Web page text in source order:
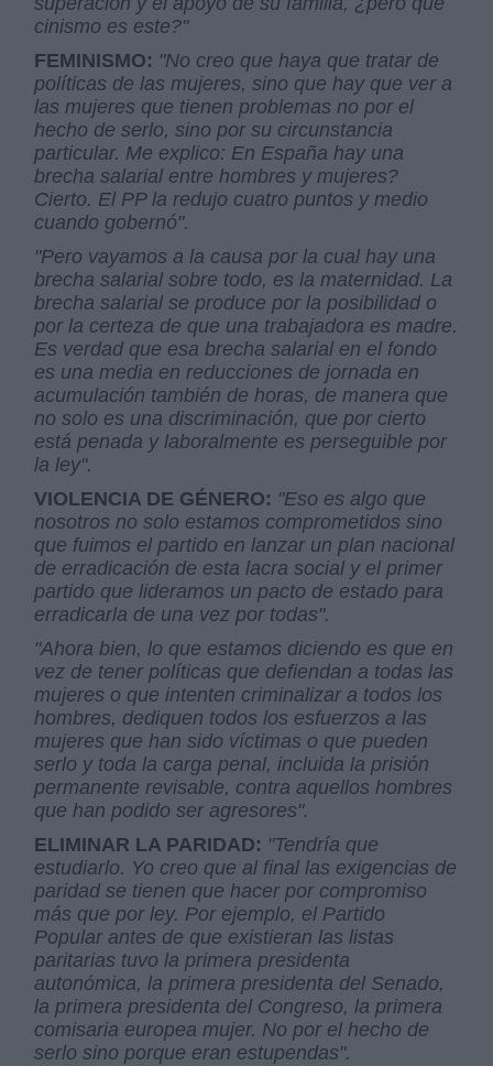
cinismo es este?"
FEMINISMO: "No creo que haya que tratar de
políticas de las mujeres, sino que hay que ver a
las mujeres que tienen problemas no por el
hecho de serlo, sino por su circunstancia
particular. Me explico: En España hay una
brecha salarial entre hombres y mujeres?
Cierto. El PP la redujo cuatro puntos y medio
cuando gobernó".
"Pero vayamos a la causa por la cual hay una
brecha salarial sobre todo, es la maternidad. La
brecha salarial se produce por la posibilidad o
por la certeza de que una trabajadora es madre.
Es verdad que esa brecha salarial en el fondo
es una media en reducciones de jornada en
acumulación también de horas, de manera que
no solo es una discriminación, que por cierto
está penada y laboralmente es perseguible por
la ley".
VIOLENCIA DE GÉNERO: "Eso es algo que
nosotros no solo estamos comprometidos sino
que fuimos el partido en lanzar un plan nacional
de erradicación de esta lacra social y el primer
partido que lideramos un pacto de estado para
erradicarla de una vez por todas".
"Ahora bien, lo que estamos diciendo es que en
vez de tener políticas que defiendan a todas las
mujeres o que intenten criminalizar a todos los
hombres, dediquen todos los esfuerzos a las
mujeres que han sido víctimas o que pueden
serlo y toda la carga penal, incluida la prisión
permanente revisable, contra aquellos hombres
que han podido ser agresores".
ELIMINAR LA PARIDAD: "Tendría que
estudiarlo. Yo creo que al final las exigencias de
paridad se tienen que hacer por compromiso
más que por ley. Por ejemplo, el Partido
Popular antes de que existieran las listas
paritarias tuvo la primera presidenta
autonómica, la primera presidenta del Senado,
la primera presidenta del Congreso, la primera
comisaria europea mujer. No por el hecho de
serlo sino porque eran estupendas".